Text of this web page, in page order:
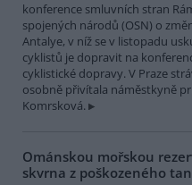
konference smluvních stran
spojených národů (OSN) o
Antalye, v níž se v listopadu
cyklistů je dopravit na
cyklistické dopravy. V Praze
osobně přivítala náměstkyně
Komrsková.
Ománskou mořskou
skvrna z poškozeného